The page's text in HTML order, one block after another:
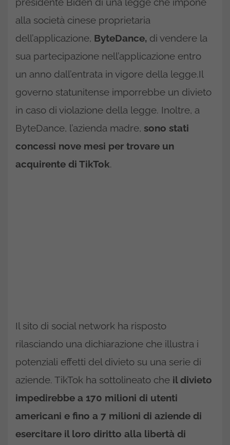
alla società cinese proprietaria
dell’applicazione, ByteDance, di vendere la
sua partecipazione nell’applicazione entro
un anno dall’entrata in vigore della legge.Il
governo statunitense imporrebbe un divieto
in caso di violazione della legge. Inoltre, a
ByteDance, l’azienda madre, sono stati
concessi nove mesi per trovare un
acquirente di TikTok.
Il sito di social network ha risposto
rilasciando una dichiarazione che illustra i
potenziali effetti del divieto su una serie di
aziende. TikTok ha sottolineato che il divieto
impedirebbe a 170 milioni di utenti
americani e fino a 7 milioni di aziende di
esercitare il loro diritto alla libertà di